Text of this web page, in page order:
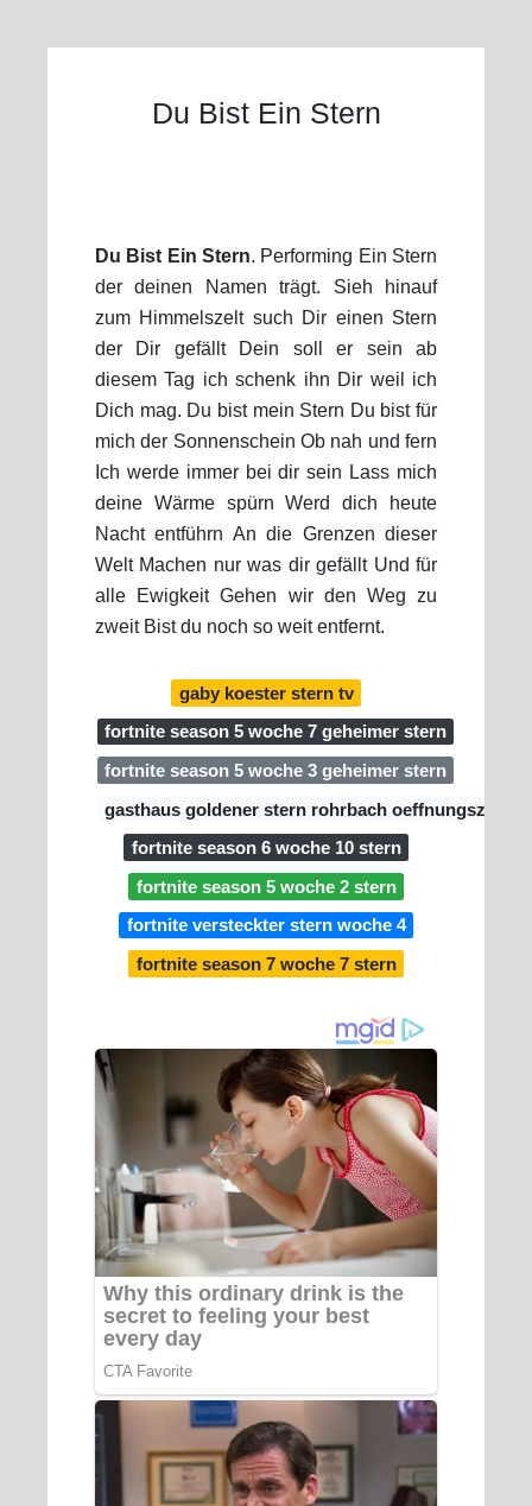
Du Bist Ein Stern
Du Bist Ein Stern. Performing Ein Stern
der deinen Namen trägt. Sieh hinauf
zum Himmelszelt such Dir einen Stern
der Dir gefällt Dein soll er sein ab
diesem Tag ich schenk ihn Dir weil ich
Dich mag. Du bist mein Stern Du bist für
mich der Sonnenschein Ob nah und fern
Ich werde immer bei dir sein Lass mich
deine Wärme spürn Werd dich heute
Nacht entführn An die Grenzen dieser
Welt Machen nur was dir gefällt Und für
alle Ewigkeit Gehen wir den Weg zu
zweit Bist du noch so weit entfernt.
gaby koester stern tv
fortnite season 5 woche 7 geheimer stern
fortnite season 5 woche 3 geheimer stern
gasthaus goldener stern rohrbach oeffnungszeiten
fortnite season 6 woche 10 stern
fortnite season 5 woche 2 stern
fortnite versteckter stern woche 4
fortnite season 7 woche 7 stern